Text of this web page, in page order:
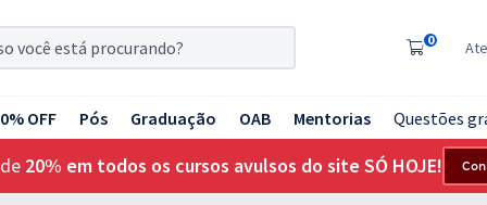
0
OFF Pós Graduação OAB Mentorias Questões
20% em todos os cursos avulsos do site SÓ HOJE!